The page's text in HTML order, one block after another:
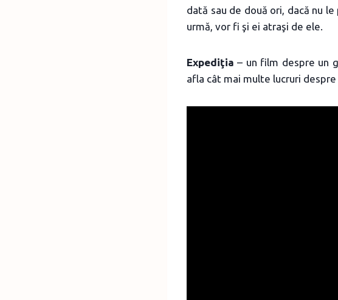
dată sau de două ori, dacă nu
urmă, vor fi şi ei atraşi de ele.
Expediţia – un film despre un
afla cât mai multe lucruri